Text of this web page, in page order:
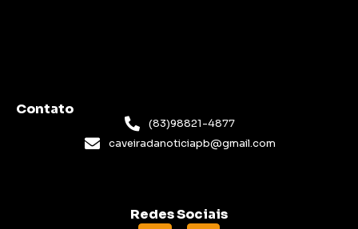
Contato
(83)98821-4877
caveiradanoticiapb@gmail.com
Redes Sociais